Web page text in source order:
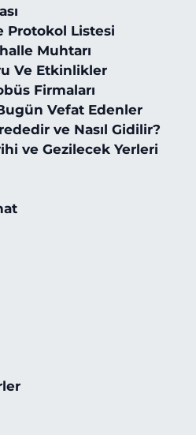
Protokol Listesi
Muhtarı
Ve Etkinlikler
Firmaları
Vefat Edenler
ve Nasıl Gidilir?
ve Gezilecek Yerleri